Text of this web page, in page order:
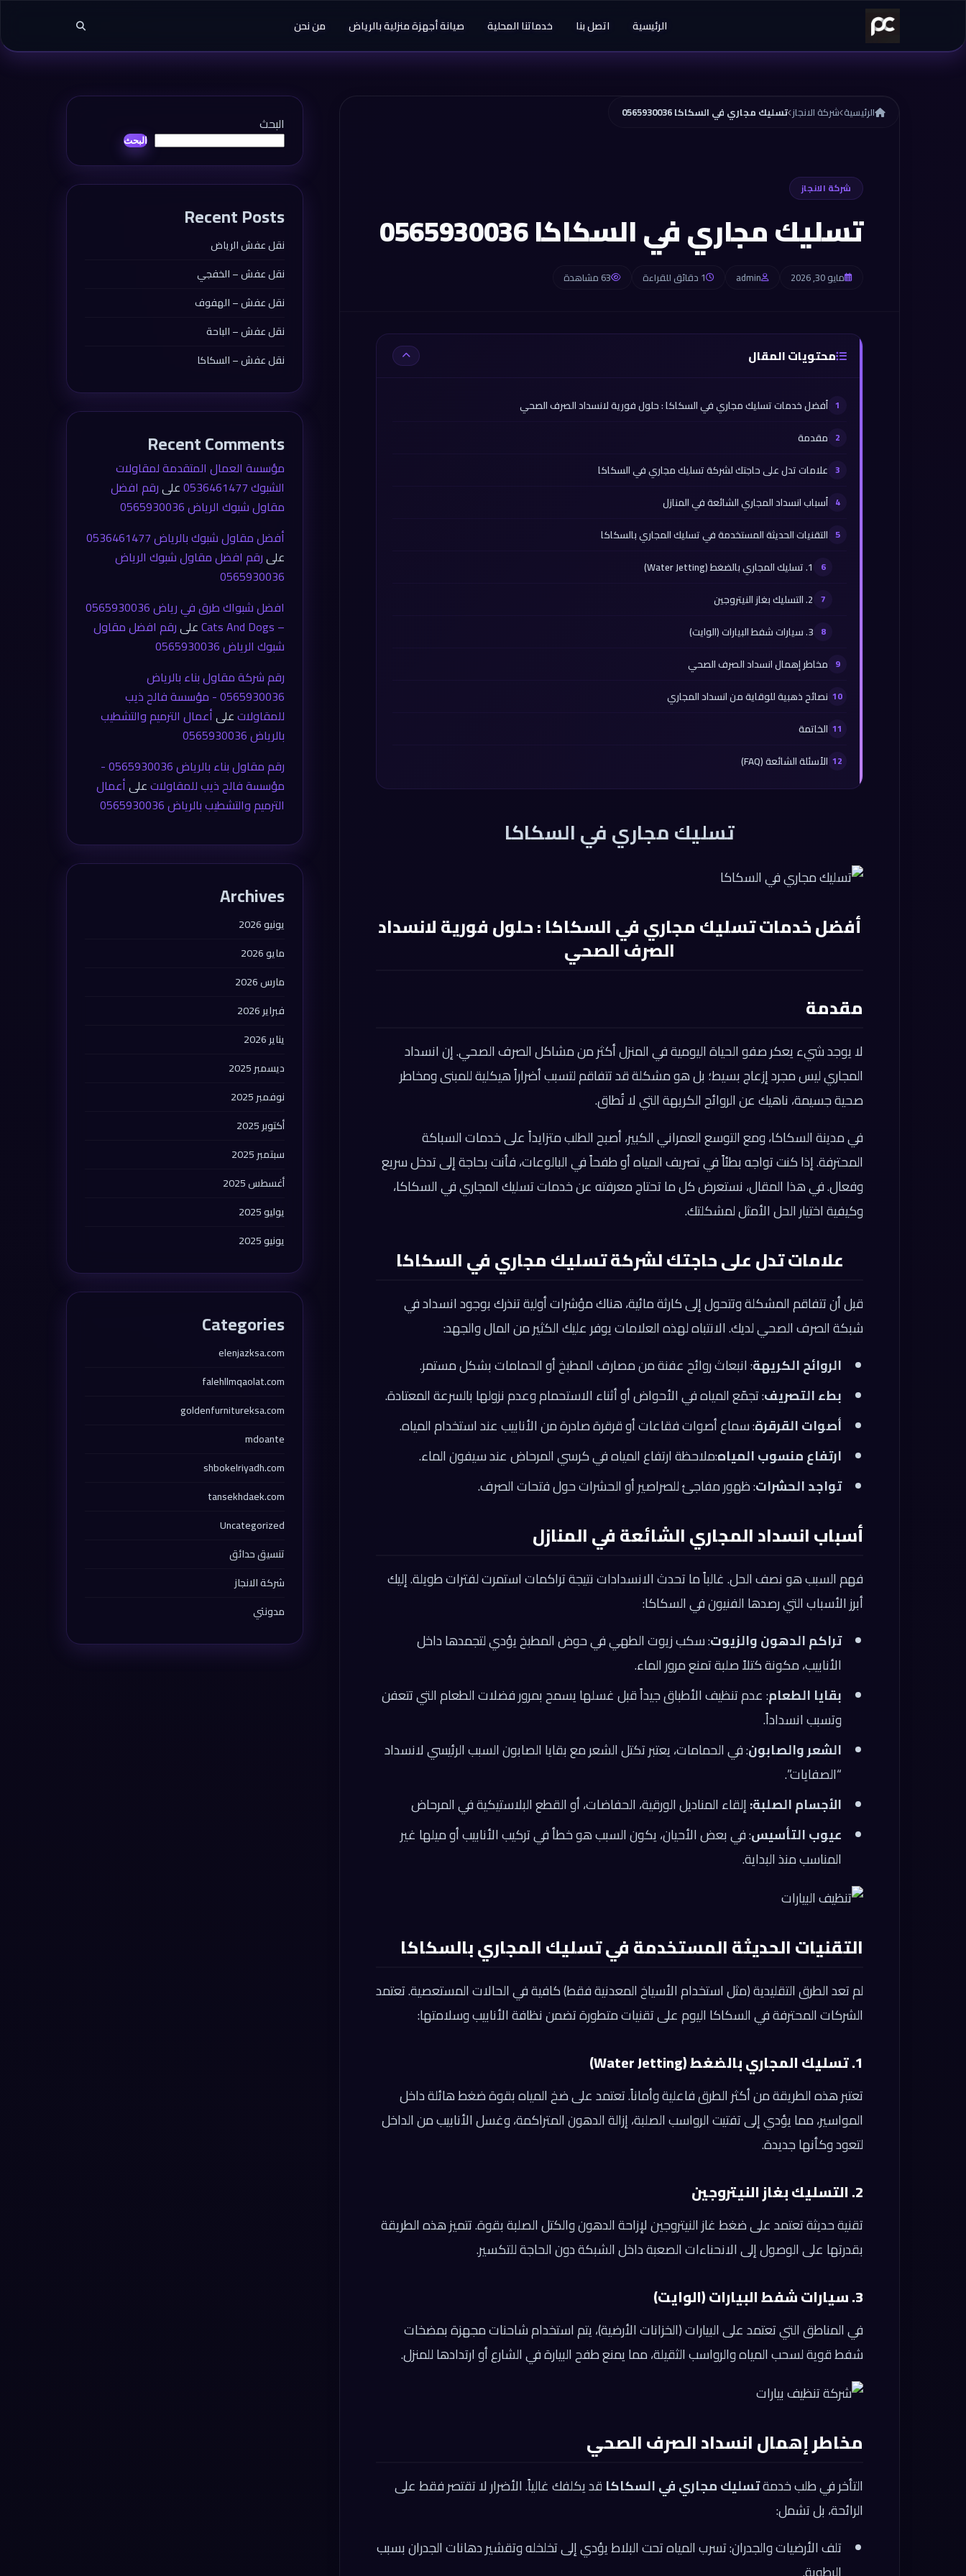
الرئيسية اتصل بنا خدماتنا المحلية صيانة أجهزة منزلية بالرياض من نحن
الرئيسية شركة الانجاز تسليك مجاري في السكاكا 0565930036
شركة الانجاز
تسليك مجاري في السكاكا 0565930036
مايو 30, 2026 admin 1 دقائق للقراءة 63 مشاهدة
محتويات المقال
أفضل خدمات تسليك مجاري في السكاكا : حلول فورية لانسداد الصرف الصحي
مقدمة
علامات تدل على حاجتك لشركة تسليك مجاري في السكاكا
أسباب انسداد المجاري الشائعة في المنازل
التقنيات الحديثة المستخدمة في تسليك المجاري بالسكاكا
1. تسليك المجاري بالضغط (Water Jetting)
2. التسليك بغاز النيتروجين
3. سيارات شفط البيارات (الوايت)
مخاطر إهمال انسداد الصرف الصحي
نصائح ذهبية للوقاية من انسداد المجاري
الخاتمة
الأسئلة الشائعة (FAQ)
تسليك مجاري في السكاكا
أفضل خدمات تسليك مجاري في السكاكا : حلول فورية لانسداد
الصرف الصحي
مقدمة
لا يوجد شيء يعكر صفو الحياة اليومية في المنزل أكثر من مشاكل الصرف الصحي. إن انسداد
المجاري ليس مجرد إزعاج بسيط؛ بل هو مشكلة قد تتفاقم لتسبب أضراراً هيكلية للمبنى ومخاطر
صحية جسيمة، ناهيك عن الروائح الكريهة التي لا تُطاق.
في مدينة السكاكا، ومع التوسع العمراني الكبير، أصبح الطلب متزايداً على خدمات السباكة
المحترفة. إذا كنت تواجه بطئاً في تصريف المياه أو طفحاً في البالوعات، فأنت بحاجة إلى تدخل سريع
وفعال. في هذا المقال، نستعرض كل ما تحتاج معرفته عن خدمات تسليك المجاري في السكاكا،
وكيفية اختيار الحل الأمثل لمشكلتك.
علامات تدل على حاجتك لشركة تسليك مجاري في السكاكا
قبل أن تتفاقم المشكلة وتتحول إلى كارثة مائية، هناك مؤشرات أولية تنذرك بوجود انسداد في
شبكة الصرف الصحي لديك. الانتباه لهذه العلامات يوفر عليك الكثير من المال والجهد:
الروائح الكريهة: انبعاث روائح عفنة من مصارف المطبخ أو الحمامات بشكل مستمر.
بطء التصريف: تجمّع المياه في الأحواض أو أثناء الاستحمام وعدم نزولها بالسرعة المعتادة.
أصوات القرقرة: سماع أصوات فقاعات أو قرقرة صادرة من الأنابيب عند استخدام المياه.
ارتفاع منسوب المياه:ملاحظة ارتفاع المياه في كرسي المرحاض عند سيفون الماء.
تواجد الحشرات: ظهور مفاجئ للصراصير أو الحشرات حول فتحات الصرف.
أسباب انسداد المجاري الشائعة في المنازل
فهم السبب هو نصف الحل. غالباً ما تحدث الانسدادات نتيجة تراكمات استمرت لفترات طويلة. إليك
أبرز الأسباب التي رصدها الفنيون في السكاكا:
تراكم الدهون والزيوت: سكب زيوت الطهي في حوض المطبخ يؤدي لتجمدها داخل
الأنابيب، مكونة كتلاً صلبة تمنع مرور الماء.
بقايا الطعام: عدم تنظيف الأطباق جيداً قبل غسلها يسمح بمرور فضلات الطعام التي تتعفن
وتسبب انسداداً.
الشعر والصابون: في الحمامات، يعتبر تكتل الشعر مع بقايا الصابون السبب الرئيسي لانسداد
“الصفايات”.
الأجسام الصلبة:إلقاء المناديل الورقية، الحفاضات، أو القطع البلاستيكية في المرحاض
عيوب التأسيس: في بعض الأحيان، يكون السبب هو خطأ في تركيب الأنابيب أو ميلها غير
المناسب منذ البداية.
التقنيات الحديثة المستخدمة في تسليك المجاري بالسكاكا
لم تعد الطرق التقليدية (مثل استخدام الأسياخ المعدنية فقط) كافية في الحالات المستعصية. تعتمد
الشركات المحترفة في السكاكا اليوم على تقنيات متطورة تضمن نظافة الأنابيب وسلامتها:
1. تسليك المجاري بالضغط (Water Jetting)
تعتبر هذه الطريقة من أكثر الطرق فاعلية وأماناً. تعتمد على ضخ المياه بقوة ضغط هائلة داخل
المواسير، مما يؤدي إلى تفتيت الرواسب الصلبة، إزالة الدهون المتراكمة، وغسل الأنابيب من الداخل
لتعود وكأنها جديدة.
2. التسليك بغاز النيتروجين
تقنية حديثة تعتمد على ضغط غاز النيتروجين لإزاحة الدهون والكتل الصلبة بقوة. تتميز هذه الطريقة
بقدرتها على الوصول إلى الانحناءات الصعبة داخل الشبكة دون الحاجة للتكسير.
3. سيارات شفط البيارات (الوايت)
في المناطق التي تعتمد على البيارات (الخزانات الأرضية)، يتم استخدام شاحنات مجهزة بمضخات
شفط قوية لسحب المياه والرواسب الثقيلة، مما يمنع طفح البيارة في الشارع أو ارتدادها للمنزل.
مخاطر إهمال انسداد الصرف الصحي
التأخر في طلب خدمةتسليك مجاري في السكاكا قد يكلفك غالياً. الأضرار لا تقتصر فقط على
الرائحة، بل تشمل:
تلف الأرضيات والجدران: تسرب المياه تحت البلاط يؤدي إلى تخلخله وتقشير دهانات الجدران بسبب
البحث
البحث
Recent Posts
نقل عفش الرياض
نقل عفش – الخفجي
نقل عفش – الهفوف
نقل عفش – الباحة
نقل عفش – السكاكا
Recent Comments
مؤسسة العمال المتقدمة لمقاولات
الشبوك 0536461477
علىرقم افضل
مقاول شبوك الرياض 0565930036
أفضل مقاول شبوك بالرياض 0536461477
علىرقم افضل مقاول شبوك الرياض
0565930036
افضل شبواك طرق في رياض 0565930036
– Cats And Dogs
علىرقم افضل مقاول
شبوك الرياض 0565930036
رقم شركة مقاول بناء بالرياض
0565930036 - مؤسسة فالح ذيب
للمقاولاتعلىأعمال الترميم والتشطيب
بالرياض 0565930036
رقم مقاول بناء بالرياض 0565930036 -
مؤسسة فالح ذيب للمقاولاتعلىأعمال
الترميم والتشطيب بالرياض 0565930036
Archives
يونيو 2026
مايو 2026
مارس 2026
فبراير 2026
يناير 2026
ديسمبر 2025
نوفمبر 2025
أكتوبر 2025
سبتمبر 2025
أغسطس 2025
يوليو 2025
يونيو 2025
Categories
elenjazksa.com
falehllmqaolat.com
goldenfurnitureksa.com
mdoante
shbokelriyadh.com
tansekhdaek.com
Uncategorized
تنسيق حدائق
شركة الانجاز
مدونتي